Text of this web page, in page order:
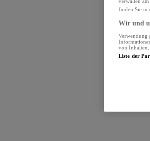
finden Sie in
Wir und
Verwendung
von Inhalten,
Liste der